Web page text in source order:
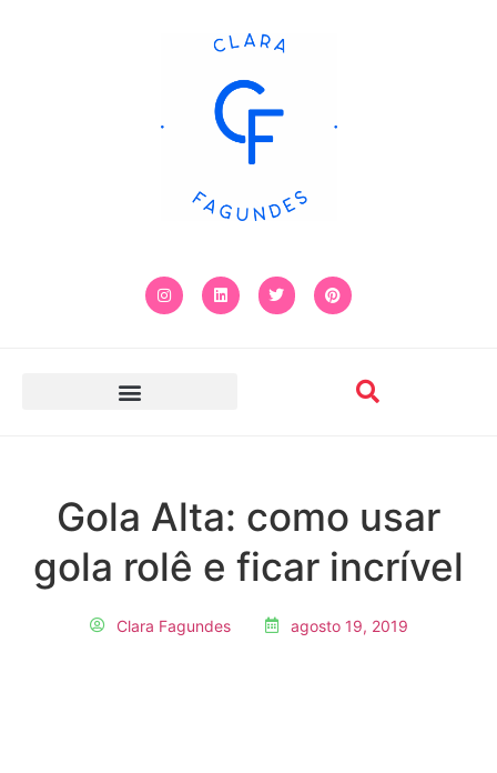
Gola Alta: como usar
gola rolê e ficar incrível
Clara Fagundes agosto 19, 2019